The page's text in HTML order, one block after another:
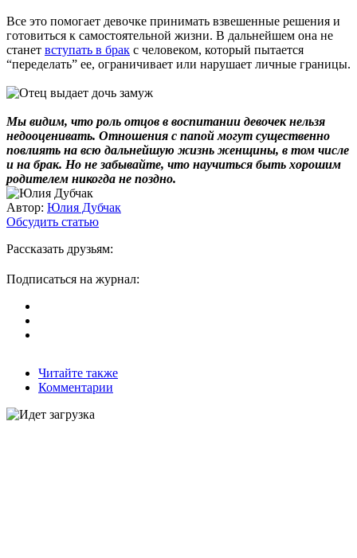
Все это помогает девочке принимать взвешенные решения и
готовиться к самостоятельной жизни. В дальнейшем она не
станет вступать в брак с человеком, который пытается
“переделать” ее, ограничивает или нарушает личные границы.
Мы видим, что роль отцов в воспитании девочек нельзя
недооценивать. Отношения с папой могут существенно
повлиять на всю дальнейшую жизнь женщины, в том числе
и на брак. Но не забывайте, что научиться быть хорошим
родителем никогда не поздно.
Автор: Юлия Дубчак
Обсудить статью
Рассказать друзьям:
Подписаться на журнал:
Читайте также
Комментарии